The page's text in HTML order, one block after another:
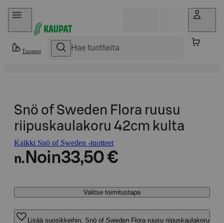
Hyppää sisältöön
Tuotteet
Snö of Sweden Flora ruusu
riipuskaulakoru 42cm kulta
Kaikki Snö of Sweden -tuotteet
n. Noin33,50 €
Valitse toimitustapa
Lisää suosikkeihin, Snö of Sweden Flora ruusu riipuskaulakoru